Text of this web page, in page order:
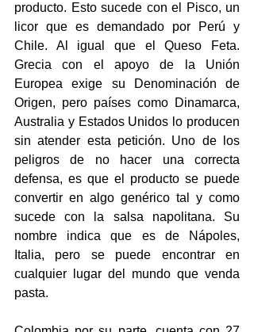
producto. Esto sucede con el Pisco, un
licor que es demandado por Perú y
Chile. Al igual que el Queso Feta.
Grecia con el apoyo de la Unión
Europea exige su Denominación de
Origen, pero países como Dinamarca,
Australia y Estados Unidos lo producen
sin atender esta petición. Uno de los
peligros de no hacer una correcta
defensa, es que el producto se puede
convertir en algo genérico tal y como
sucede con la salsa napolitana. Su
nombre indica que es de Nápoles,
Italia, pero se puede encontrar en
cualquier lugar del mundo que venda
pasta.